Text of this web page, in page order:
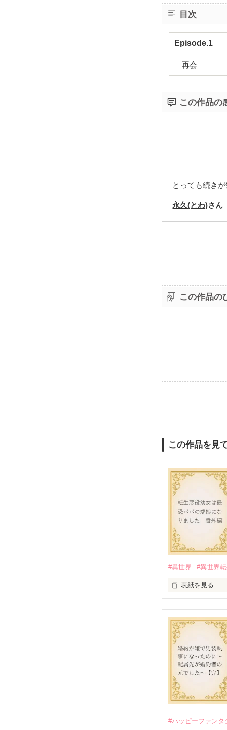
目次
Episode.1
再会
この作品の
とっても続き
永久(とわ)さん
この作品の
この作品を見
#異世界 #異世界
表紙を見る
番外編です。
※本編のネタバ
2025.9.26
『Petit
公開しました
2025.10.24
#ハッピーファンタ